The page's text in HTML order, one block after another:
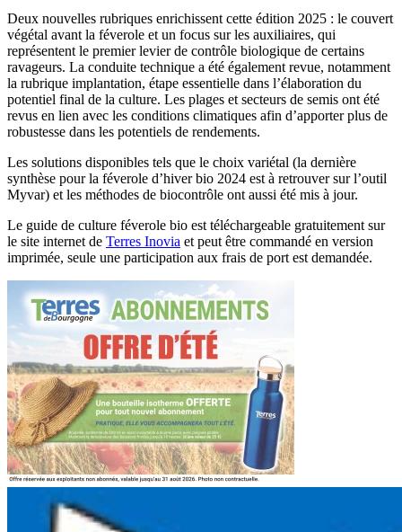
Deux nouvelles rubriques enrichissent cette édition 2025 : le couvert
végétal avant la féverole et un focus sur les auxiliaires, qui
représentent le premier levier de contrôle biologique de certains
ravageurs. La conduite technique a été également revue, notamment
la rubrique implantation, étape essentielle dans l’élaboration du
potentiel final de la culture. Les plages et secteurs de semis ont été
revus en lien avec les conditions climatiques afin d’apporter plus de
robustesse dans les potentiels de rendements.
Les solutions disponibles tels que le choix variétal (la dernière
synthèse pour la féverole d’hiver bio 2024 est à retrouver sur l’outil
Myvar) et les méthodes de biocontrôle ont aussi été mis à jour.
Le guide de culture féverole bio est téléchargeable gratuitement sur
le site internet de Terres Inovia et peut être commandé en version
imprimée, seule une participation aux frais de port est demandée.